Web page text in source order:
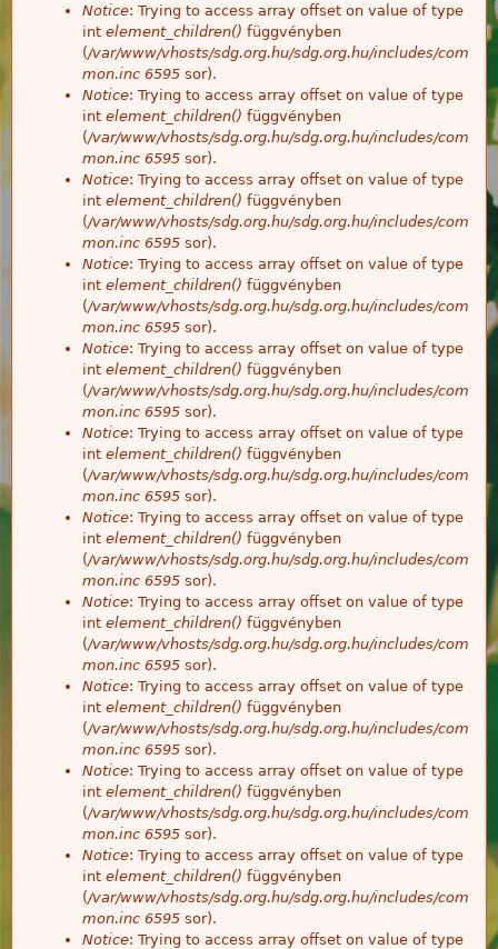
Notice: Trying to access array offset on value of type
int element_children() függvényben
(/var/www/vhosts/sdg.org.hu/sdg.org.hu/includes/com
mon.inc 6595 sor).
Notice: Trying to access array offset on value of type
int element_children() függvényben
(/var/www/vhosts/sdg.org.hu/sdg.org.hu/includes/com
mon.inc 6595 sor).
Notice: Trying to access array offset on value of type
int element_children() függvényben
(/var/www/vhosts/sdg.org.hu/sdg.org.hu/includes/com
mon.inc 6595 sor).
Notice: Trying to access array offset on value of type
int element_children() függvényben
(/var/www/vhosts/sdg.org.hu/sdg.org.hu/includes/com
mon.inc 6595 sor).
Notice: Trying to access array offset on value of type
int element_children() függvényben
(/var/www/vhosts/sdg.org.hu/sdg.org.hu/includes/com
mon.inc 6595 sor).
Notice: Trying to access array offset on value of type
int element_children() függvényben
(/var/www/vhosts/sdg.org.hu/sdg.org.hu/includes/com
mon.inc 6595 sor).
Notice: Trying to access array offset on value of type
int element_children() függvényben
(/var/www/vhosts/sdg.org.hu/sdg.org.hu/includes/com
mon.inc 6595 sor).
Notice: Trying to access array offset on value of type
int element_children() függvényben
(/var/www/vhosts/sdg.org.hu/sdg.org.hu/includes/com
mon.inc 6595 sor).
Notice: Trying to access array offset on value of type
int element_children() függvényben
(/var/www/vhosts/sdg.org.hu/sdg.org.hu/includes/com
mon.inc 6595 sor).
Notice: Trying to access array offset on value of type
int element_children() függvényben
(/var/www/vhosts/sdg.org.hu/sdg.org.hu/includes/com
mon.inc 6595 sor).
Notice: Trying to access array offset on value of type
int element_children() függvényben
(/var/www/vhosts/sdg.org.hu/sdg.org.hu/includes/com
mon.inc 6595 sor).
Notice: Trying to access array offset on value of type